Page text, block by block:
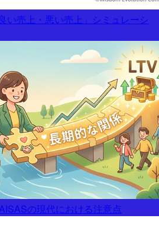
い売上・悪い売上」シミュレーシ
の現代における注意点